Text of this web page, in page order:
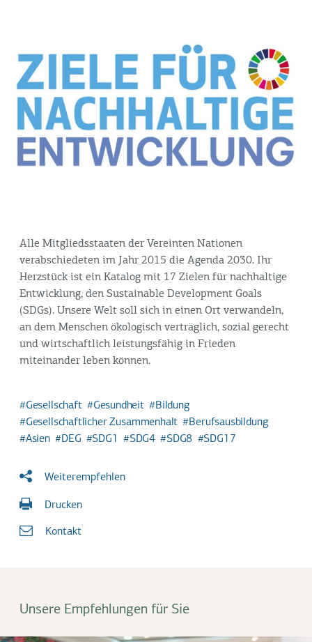
Alle Mitgliedsstaaten der Vereinten Nationen
verabschiedeten im Jahr 2015 die Agenda 2030. Ihr
Herzstück ist ein Katalog mit 17 Zielen für nachhaltige
Entwicklung, den Sustainable Development Goals
(SDGs). Unsere Welt soll sich in einen Ort verwandeln,
an dem Menschen ökologisch verträglich, sozial gerecht
und wirtschaftlich leistungsfähig in Frieden
miteinander leben können.
Gesellschaft Gesundheit
Bildung
Gesellschaftlicher Zusammenhalt
Berufsausbildung
Asien
DEG SDG1 SDG4 SDG8 SDG17
Weiterempfehlen
Drucken
Kontakt
Unsere Empfehlungen für Sie